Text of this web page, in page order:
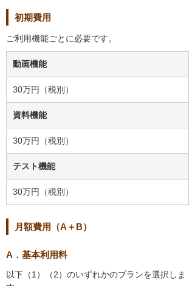
初期費用
ご利用機能ごとに必要です。
動画機能
30万円（税別）
資料機能
30万円（税別）
テスト機能
30万円（税別）
月額費用（A＋B）
A．基本利用料
以下（1）（2）のいずれかのプランを選択しま